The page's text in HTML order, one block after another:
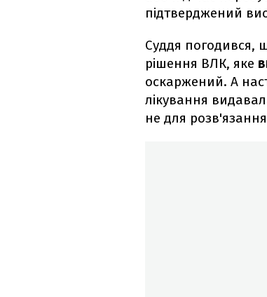
підтверджений
Суддя погодився,
рішення ВЛК, яке
оскаржений. А
лікування
не для